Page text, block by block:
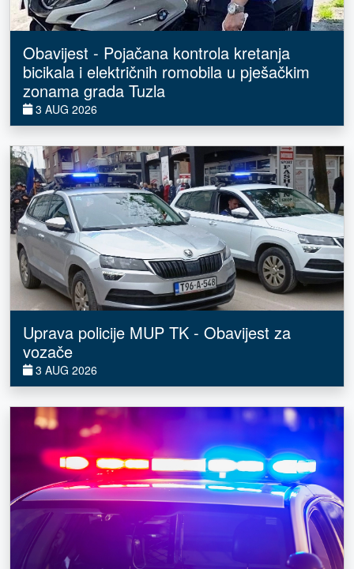
Obavijest - Pojačana kontrola kretanja
bicikala i električnih romobila u pješačkim
zonama grada Tuzla
3 AUG 2026
Uprava policije MUP TK - Obavijest za
vozače
3 AUG 2026